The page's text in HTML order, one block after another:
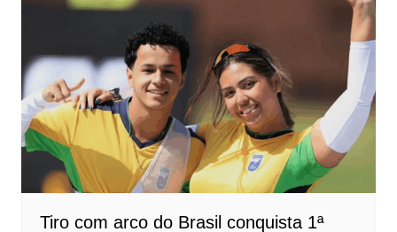
Tiro com arco do Brasil conquista 1ª